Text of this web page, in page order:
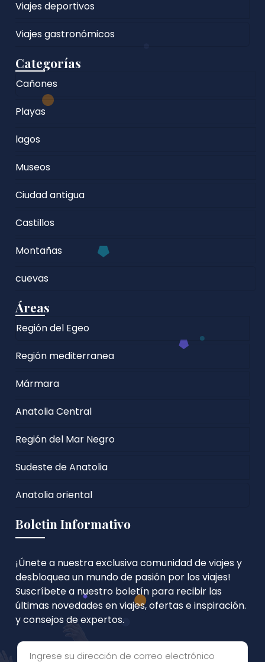
Viajes deportivos
Viajes gastronómicos
Categorías
Cañones
Playas
lagos
Museos
Ciudad antigua
Castillos
Montañas
cuevas
Áreas
Región del Egeo
Región mediterranea
Mármara
Anatolia Central
Región del Mar Negro
Sudeste de Anatolia
Anatolia oriental
Boletin Informativo
¡Únete a nuestra exclusiva comunidad de viajes y
desbloquea un mundo de pasión por los viajes!
Suscríbete a nuestro boletín para recibir las
últimas novedades en viajes, ofertas e inspiración.
y consejos de expertos.